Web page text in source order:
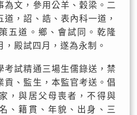
為文，參用公羊、穀梁。二
道，詔、誥、表內科一道，
五道。鄉、會試同。乾隆
，殿試四月，遂為永制。
考試精通三場生儒錄送，禁
貢、監生，本監官考送。倡
，與居父母喪者，不得與
、籍貫、年貌、出身、三